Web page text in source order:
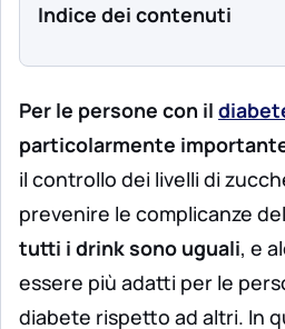
Indice dei contenuti
Per le persone con il
particolarmente
il controllo dei livelli di
prevenire le complicanze
tutti i drink sono uguali, e
essere più adatti per le
diabete rispetto ad altri. In